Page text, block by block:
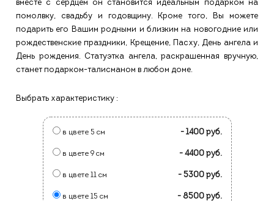
вместе с сердцем он становится идеальным подарком на
помолвку, свадьбу и годовщину. Кроме того, Вы можете
подарить его Вашим родными и близким на новогодние или
рождественские праздники, Крещение, Пасху, День ангела и
День рождения. Статуэтка ангела, раскрашенная вручную,
станет подарком-талисманом в любом доме.
Выбрать характеристику :
в цвете 5 см - 1400 руб.
в цвете 9 см - 4400 руб.
в цвете 11 см - 5300 руб.
в цвете 15 см - 8500 руб.